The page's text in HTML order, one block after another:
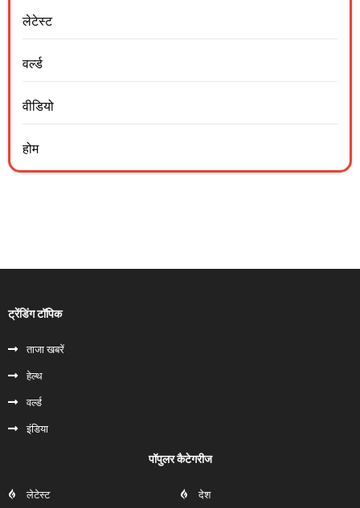
लेटेस्ट
वर्ल्ड
वीडियो
होम
ट्रेंडिंग टॉपिक
ताजा खबरें
हेल्‍थ
वर्ल्ड
इंडिया
पॉपुलर कैटेगरीज
लेटेस्ट देश